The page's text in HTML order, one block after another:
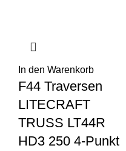
In den Warenkorb
F44 Traversen
LITECRAFT
TRUSS LT44R
HD3 250 4-Punkt